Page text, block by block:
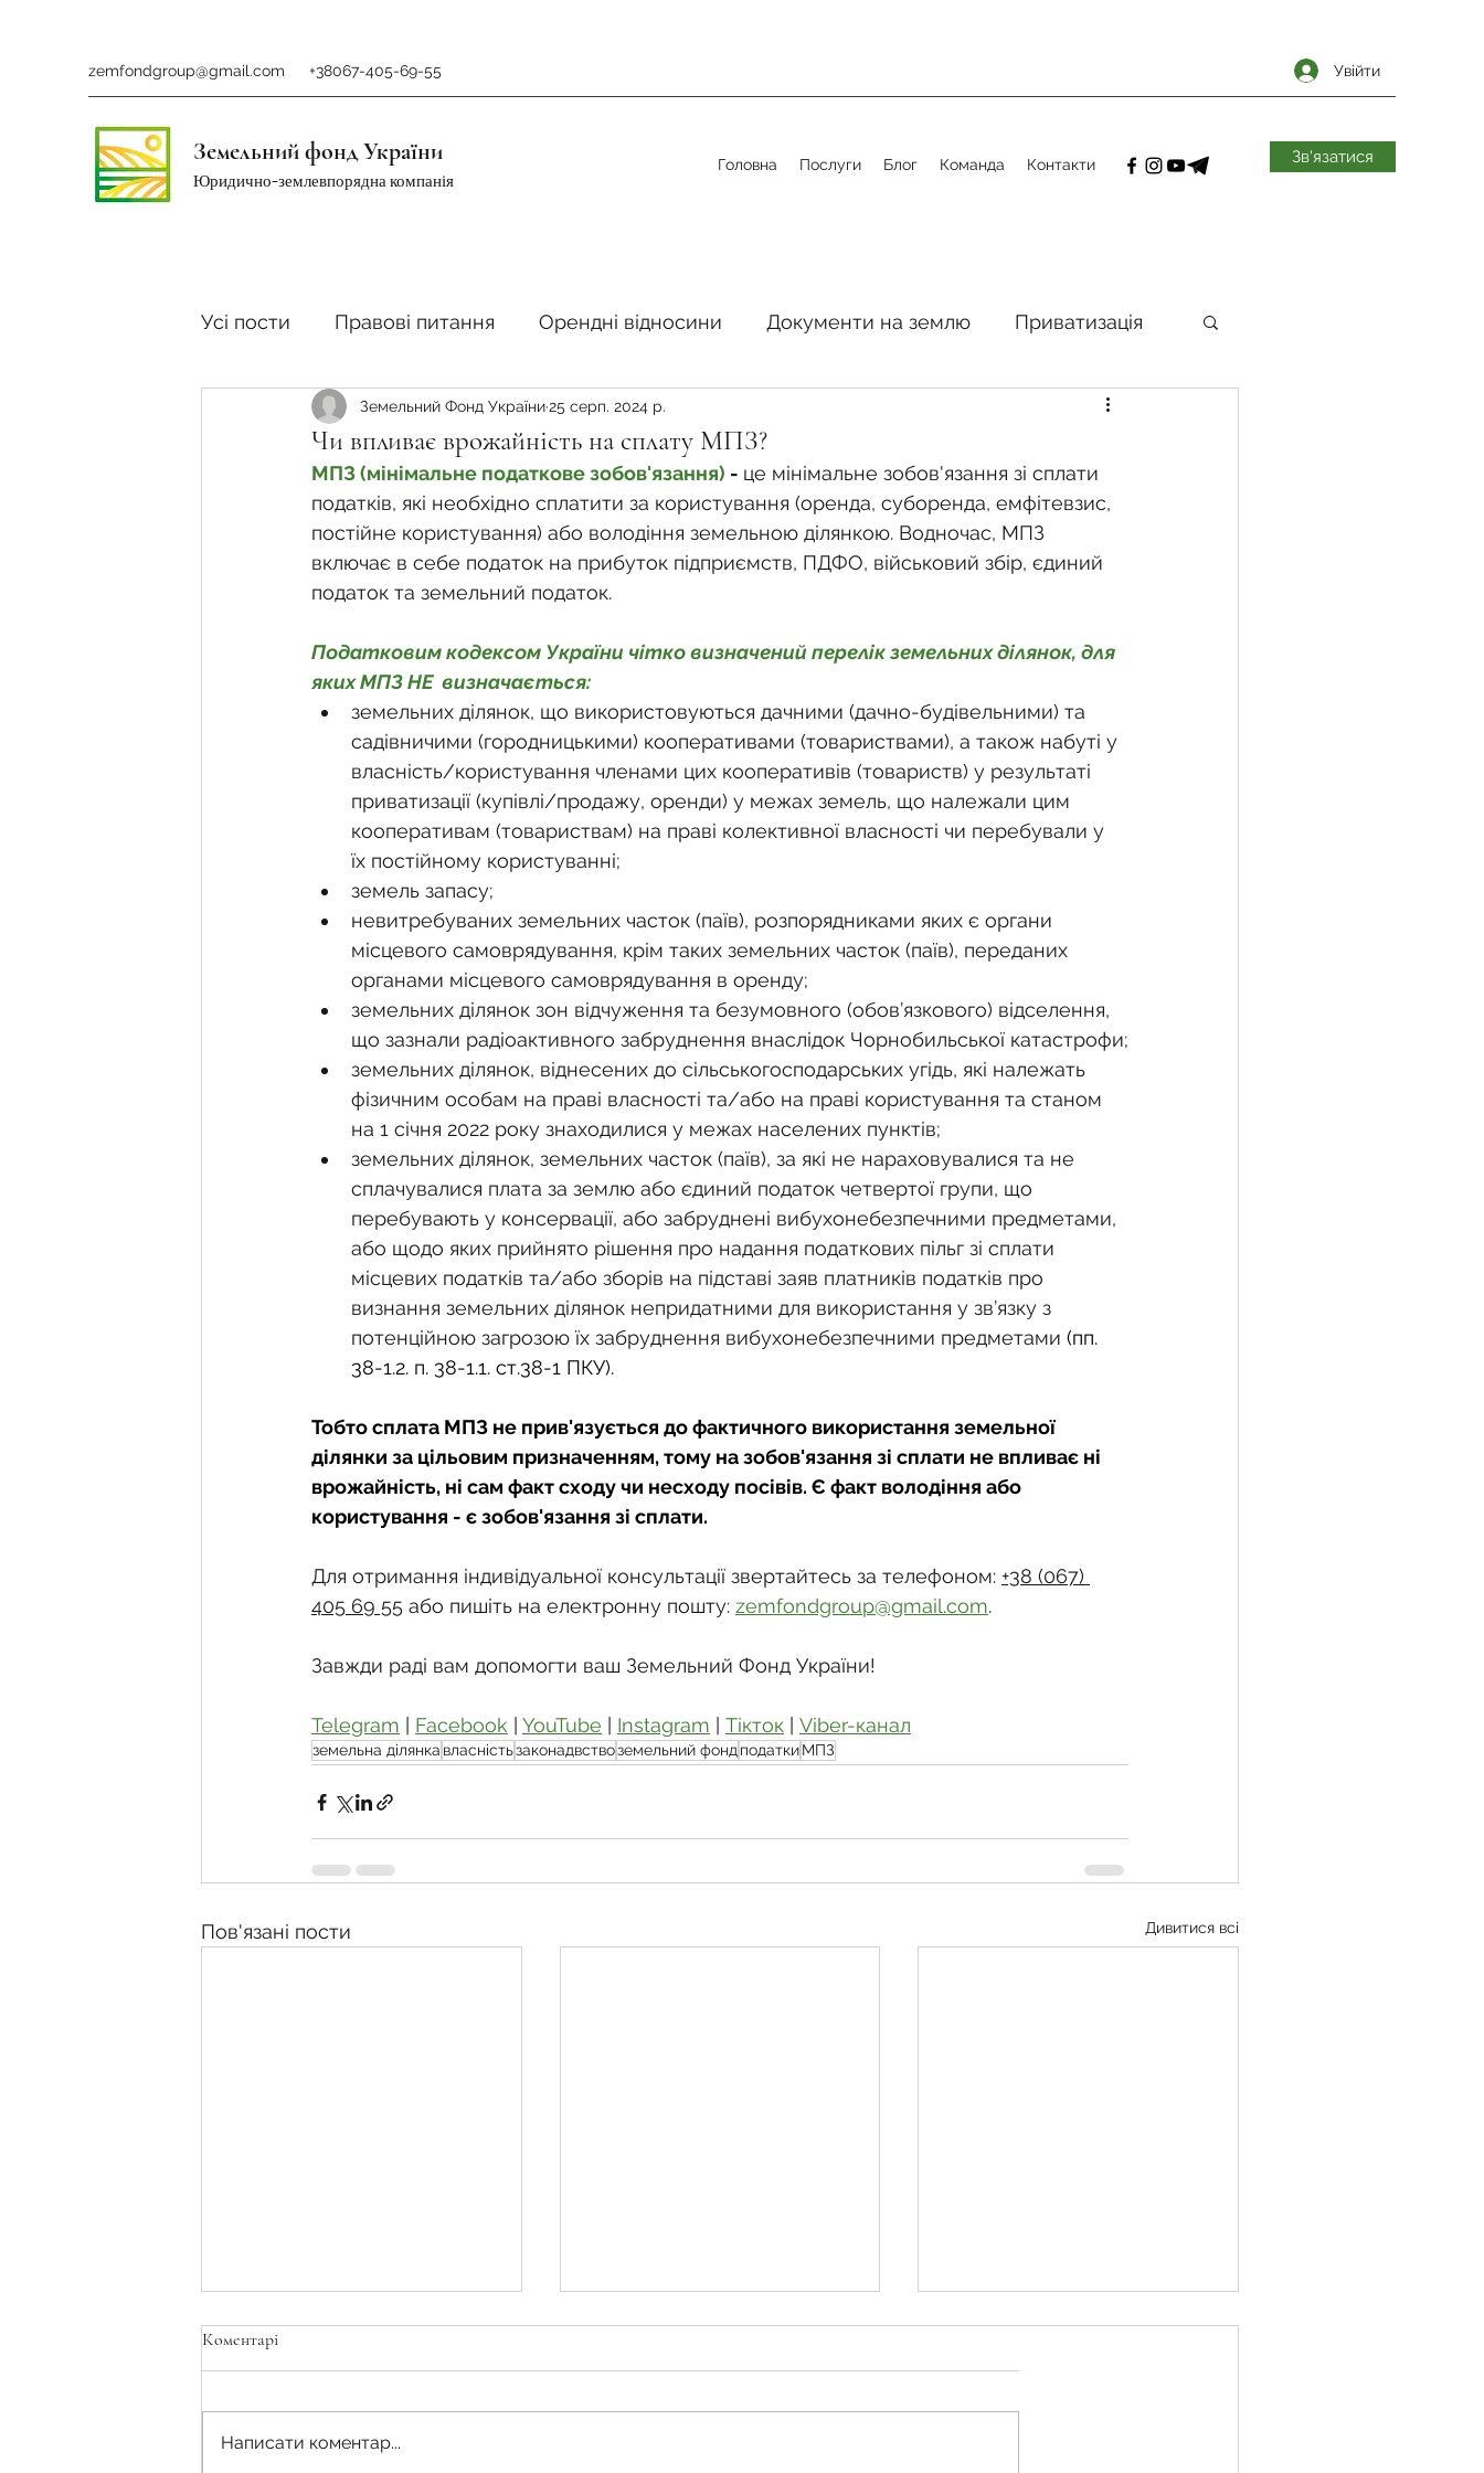
zemfondgroup@gmail.com +38067-405-69-55 Увійти
Земельний фонд України
Юридично-землевпорядна компанія
Головна Послуги Блог Команда Контакти Зв'язатися
Усі пости Правові питання Орендні відносини Документи на землю Приватизація
Ринок землі Податки стосовно земельної сфери Органи місцевого самоврядування
Фермерське господарство Спадкування земельної ділянки
Новини земельного законодавства
Нормативно-грошова оцінка Суд
Державна реєстрація земельних прав Юридичні питання у воєнний час
Загальні правові питання
Чи впливає врожайність на сплату МПЗ?
Земельний Фонд України25 серп. 2024 р.
МПЗ (мінімальне податкове зобов'язання) - це мінімальне зобов'язання зі сплати
податків, які необхідно сплатити за користування (оренда, суборенда, емфітевзис,
постійне користування) або володіння земельною ділянкою. Водночас, МПЗ
включає в себе податок на прибуток підприємств, ПДФО, військовий збір, єдиний
податок та земельний податок.
Податковим кодексом України чітко визначений перелік земельних ділянок, для
яких МПЗ НЕ  визначається:
земельних ділянок, що використовуються дачними (дачно-будівельними) та
садівничими (городницькими) кооперативами (товариствами), а також набуті у
власність/користування членами цих кооперативів (товариств) у результаті
приватизації (купівлі/продажу, оренди) у межах земель, що належали цим
кооперативам (товариствам) на праві колективної власності чи перебували у
їх постійному користуванні;
земель запасу;
невитребуваних земельних часток (паїв), розпорядниками яких є органи
місцевого самоврядування, крім таких земельних часток (паїв), переданих
органами місцевого самоврядування в оренду;
земельних ділянок зон відчуження та безумовного (обов’язкового) відселення,
що зазнали радіоактивного забруднення внаслідок Чорнобильської катастрофи;
земельних ділянок, віднесених до сільськогосподарських угідь, які належать
фізичним особам на праві власності та/або на праві користування та станом
на 1 січня 2022 року знаходилися у межах населених пунктів;
земельних ділянок, земельних часток (паїв), за які не нараховувалися та не
сплачувалися плата за землю або єдиний податок четвертої групи, що
перебувають у консервації, або забруднені вибухонебезпечними предметами,
або щодо яких прийнято рішення про надання податкових пільг зі сплати
місцевих податків та/або зборів на підставі заяв платників податків про
визнання земельних ділянок непридатними для використання у зв’язку з
потенційною загрозою їх забруднення вибухонебезпечними предметами (пп.
38-1.2. п. 38-1.1. ст.38-1 ПКУ).
Тобто сплата МПЗ не прив'язується до фактичного використання земельної
ділянки за цільовим призначенням, тому на зобов'язання зі сплати не впливає ні
врожайність, ні сам факт сходу чи несходу посівів. Є факт володіння або
користування - є зобов'язання зі сплати.
Для отримання індивідуальної консультації звертайтесь за телефоном: +38 (067)
405 69 55 або пишіть на електронну пошту: zemfondgroup@gmail.com.
Завжди раді вам допомогти ваш Земельний Фонд України!
Telegram Facebook YouTube Instagram Тікток Viber-канал
земельна ділянка власністьзаконадвствоземельний фонд податкиМПЗ
Пов'язані пости Дивитися всі
Коментарі
Написати коментар...